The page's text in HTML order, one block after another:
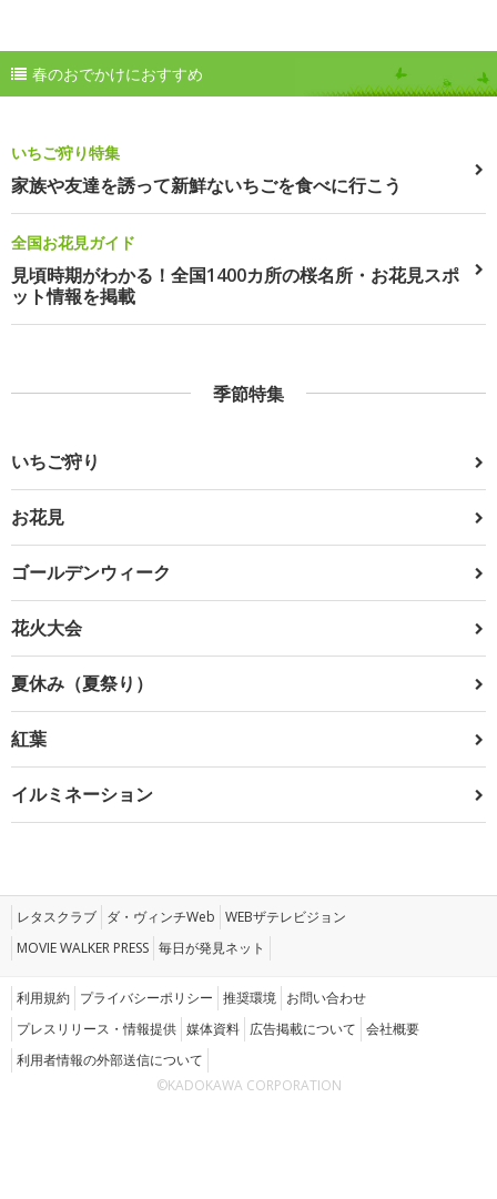
春のおでかけにおすすめ
いちご狩り特集
家族や友達を誘って新鮮ないちごを食べに行こう
全国お花見ガイド
見頃時期がわかる！全国1400カ所の桜名所・お花見スポ
ット情報を掲載
季節特集
いちご狩り
お花見
ゴールデンウィーク
花火大会
夏休み（夏祭り）
紅葉
イルミネーション
レタスクラブ ダ・ヴィンチWeb WEBザテレビジョン
MOVIE WALKER PRESS 毎日が発見ネット
利用規約 プライバシーポリシー 推奨環境 お問い合わせ
プレスリリース・情報提供 媒体資料 広告掲載について 会社概要
利用者情報の外部送信について
©KADOKAWA CORPORATION